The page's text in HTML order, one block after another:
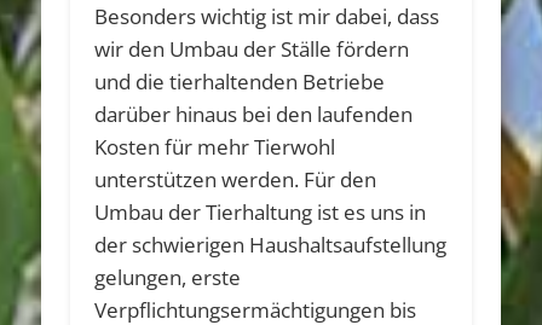
Besonders wichtig ist mir dabei, dass
wir den Umbau der Ställe fördern
und die tierhaltenden Betriebe
darüber hinaus bei den laufenden
Kosten für mehr Tierwohl
unterstützen werden. Für den
Umbau der Tierhaltung ist es uns in
der schwierigen Haushaltsaufstellung
gelungen, erste
Verpflichtungsermächtigungen bis